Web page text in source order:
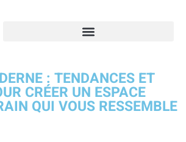
: TENDANCES ET
CRÉER UN ESPACE
QUI VOUS RESSEMBLE